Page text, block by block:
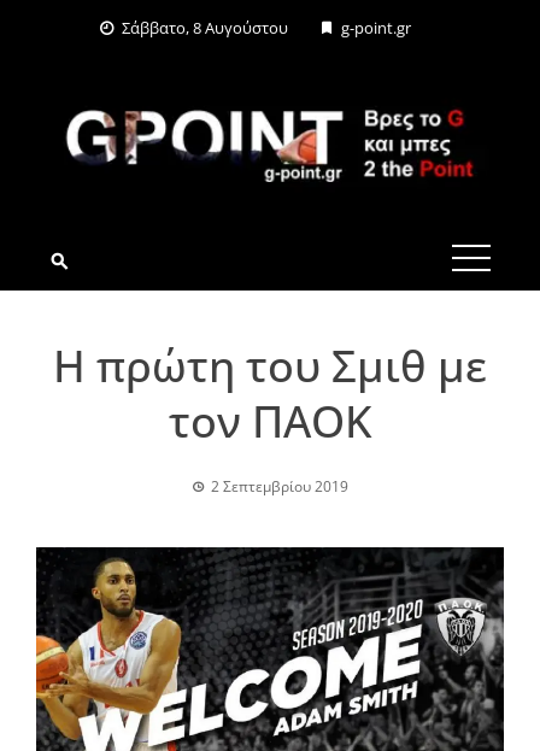
Σάββατο, 8 Αυγούστου g-point.gr
G-POINT.GR
Η πρώτη του Σμιθ με
τον ΠΑΟΚ
2 Σεπτεμβρίου 2019